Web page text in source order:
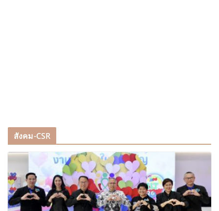
สังคม-CSR